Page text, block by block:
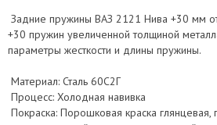
Задние пружины ВАЗ 2121 Нива +30 мм
+30 пружин увеличенной толщиной
параметры жесткости и длины пружины.
Материал: Сталь 60С2Г
Процесс: Холодная навивка
Покраска: Порошковая краска